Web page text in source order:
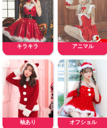
キラキラ アニマル
袖あり オフショル